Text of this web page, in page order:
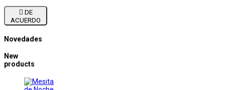

ACUERDO
Novedades
New
products